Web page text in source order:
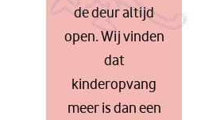
de deur altijd
open. Wij vinden
dat
kinderopvang
meer is dan een